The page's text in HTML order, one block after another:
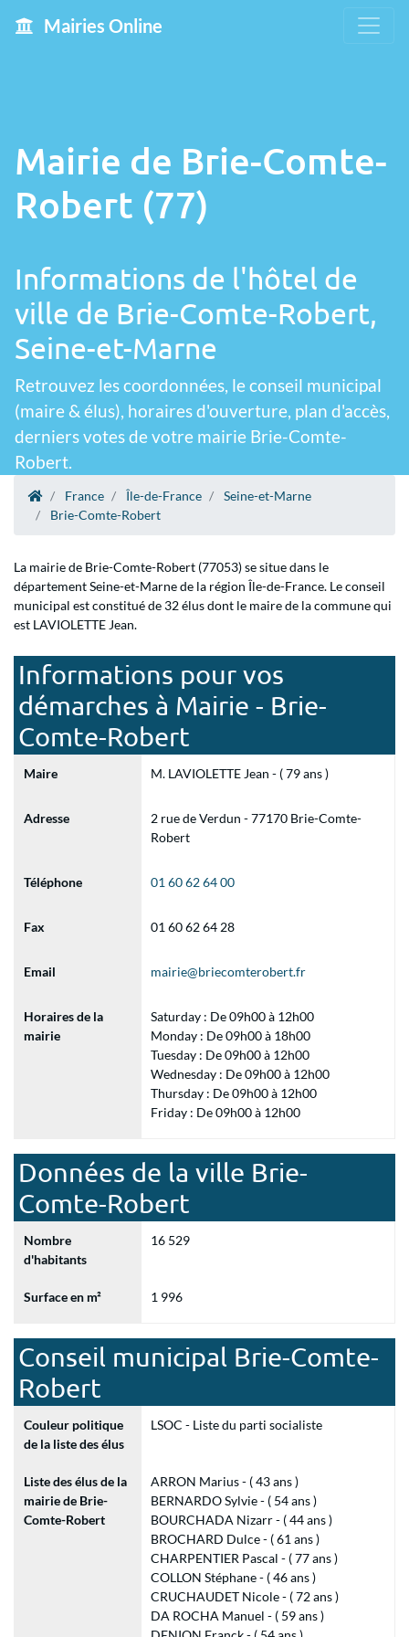
Mairies Online
Mairie de Brie-Comte-
Robert (77)
Informations de l'hôtel de
ville de Brie-Comte-Robert,
Seine-et-Marne
Retrouvez les coordonnées, le conseil municipal
(maire & élus), horaires d'ouverture, plan d'accès,
derniers votes de votre mairie Brie-Comte-
Robert.
France Île-de-France
Seine-et-Marne
Brie-Comte-Robert
La mairie de Brie-Comte-Robert (77053) se situe dans le
département Seine-et-Marne de la région Île-de-France. Le conseil
municipal est constitué de 32 élus dont le maire de la commune qui
est LAVIOLETTE Jean.
Informations pour vos
démarches à Mairie - Brie-
Comte-Robert
Maire M. LAVIOLETTE Jean - ( 79 ans )
Adresse
2 rue de Verdun - 77170 Brie-Comte-
Robert
Téléphone 01 60 62 64 00
Fax 01 60 62 64 28
Email mairie@briecomterobert.fr
Horaires de la
mairie
Saturday : De 09h00 à 12h00
Monday : De 09h00 à 18h00
Tuesday : De 09h00 à 12h00
Wednesday : De 09h00 à 12h00
Thursday : De 09h00 à 12h00
Friday : De 09h00 à 12h00
Données de la ville Brie-
Comte-Robert
Nombre
d'habitants
16 529
Surface en m² 1 996
Conseil municipal Brie-Comte-
Robert
Couleur politique
de la liste des élus
LSOC - Liste du parti socialiste
Liste des élus de la
mairie de Brie-
Comte-Robert
ARRON Marius - ( 43 ans )
BERNARDO Sylvie - ( 54 ans )
BOURCHADA Nizarr - ( 44 ans )
BROCHARD Dulce - ( 61 ans )
CHARPENTIER Pascal - ( 77 ans )
COLLON Stéphane - ( 46 ans )
CRUCHAUDET Nicole - ( 72 ans )
DA ROCHA Manuel - ( 59 ans )